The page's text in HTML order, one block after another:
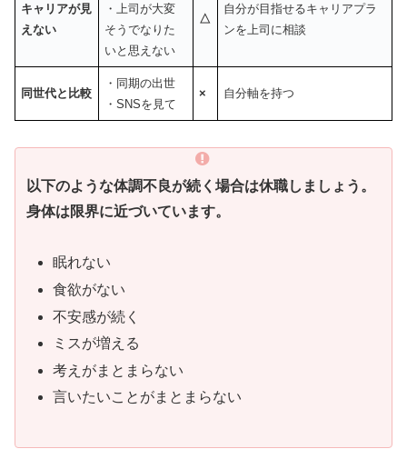
キャリアが見
えない
・上司が大変
そうでなりた
いと思えない
△
自分が目指せるキャリアプラ
ンを上司に相談
同世代と比較
・同期の出世
・SNSを見て
× 自分軸を持つ
以下のような体調不良が続く場合は休職しましょう。
身体は限界に近づいています。
眠れない
食欲がない
不安感が続く
ミスが増える
考えがまとまらない
言いたいことがまとまらない